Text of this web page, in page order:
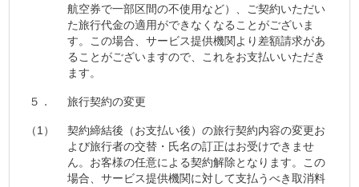
航空券で一部区間の不使用など）、ご契約いただい
た旅行代金の適用ができなくなることがございま
す。この場合、サービス提供機関より差額請求があ
ることがございますので、これをお支払いいただき
ます。
５． 旅行契約の変更
（1）
契約締結後（お支払い後）の旅行契約内容の変更お
よび旅行者の交替・氏名の訂正はお受けできませ
ん。お客様の任意による契約解除となります。この
場合、サービス提供機関に対して支払うべき取消料